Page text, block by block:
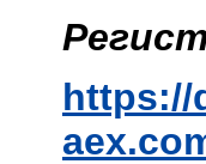
https://